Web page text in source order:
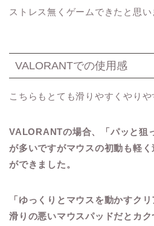
ストレス無くゲームできたと思い
VALORANTでの使用感
こちらもとても滑りやすくやりや
VALORANTの場合、「パッと狙
が多いですがマウスの初動も軽
ができました。
「ゆっくりとマウスを動かすク
滑りの悪いマウスパッドだとカ